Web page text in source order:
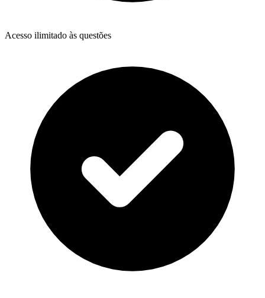
Acesso ilimitado às questões